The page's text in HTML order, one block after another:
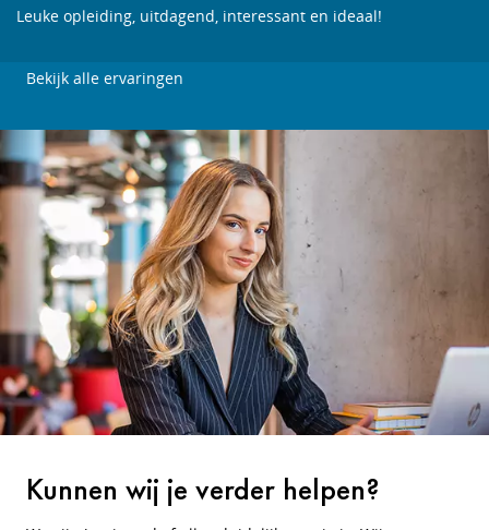
Leuke opleiding, uitdagend, interessant en ideaal!
Bekijk alle ervaringen
Kunnen wij je verder helpen?